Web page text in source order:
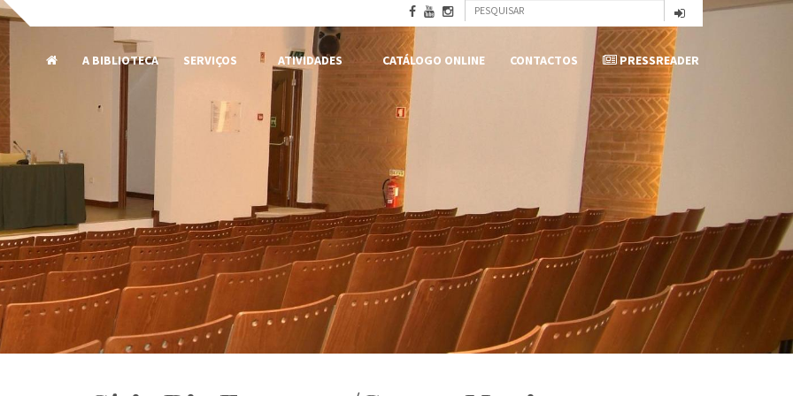
Formulário
pesquisa
Pesquisar
A BIBLIOTECA
SERVIÇOS ATIVIDADES CATÁLOGO ONLINE CONTACTOS PRESSREADER